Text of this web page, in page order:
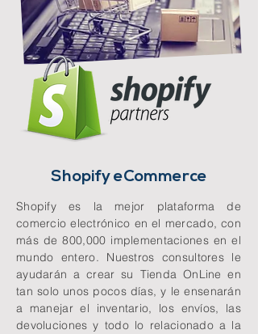
Shopify eCommerce
Shopify es la mejor plataforma de
comercio electrónico en el mercado, con
más de 800,000 implementaciones en el
mundo entero. Nuestros consultores le
ayudarán a crear su Tienda OnLine en
tan solo unos pocos días, y le ensenarán
a manejar el inventario, los envíos, las
devoluciones y todo lo relacionado a la